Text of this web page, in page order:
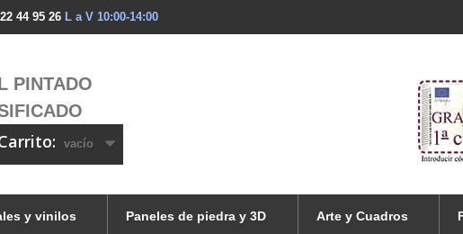
44 95 26 L a V 10:00-14:00
PINTADO
vacío
y vinilos Paneles de piedra y 3D Arte y Cuadros